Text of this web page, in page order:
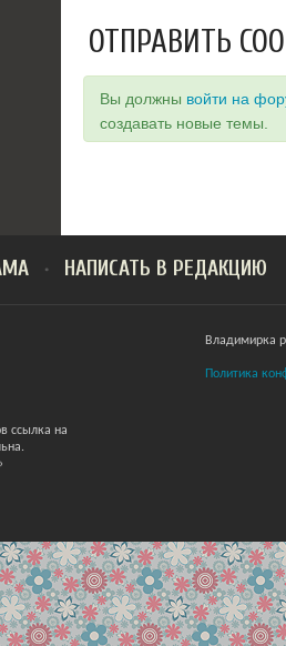
ОТПРАВИТЬ
Вы должны войти на
создавать новые темы.
НАПИСАТЬ В РЕДАКЦИЮ
ссылка на
Владимирка
Политика